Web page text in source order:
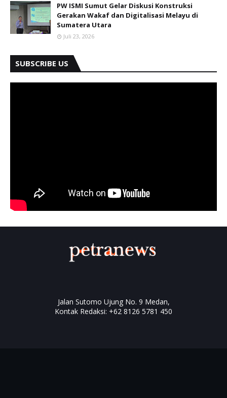
PW ISMI Sumut Gelar Diskusi Konstruksi
Gerakan Wakaf dan Digitalisasi Melayu di
Sumatera Utara
Juli 23, 2026
SUBSCRIBE US
Jalan Sutomo Ujung No. 9 Medan,
Kontak Redaksi: +62 8126 5781 450